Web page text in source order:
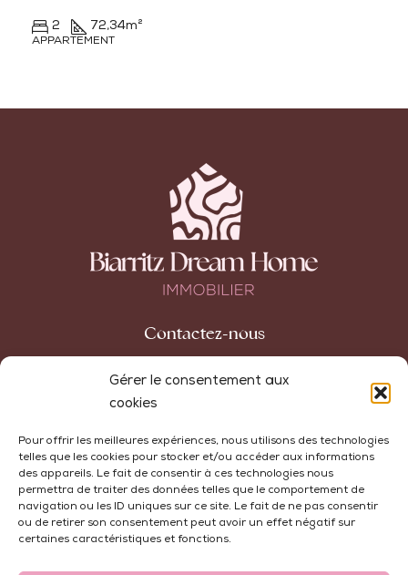
Gérer le consentement aux
cookies
Pour offrir les meilleures expériences, nous utilisons des technologies
telles que les cookies pour stocker et/ou accéder aux informations
des appareils. Le fait de consentir à ces technologies nous
permettra de traiter des données telles que le comportement de
navigation ou les ID uniques sur ce site. Le fait de ne pas consentir
ou de retirer son consentement peut avoir un effet négatif sur
certaines caractéristiques et fonctions.
2 72,34m²
APPARTEMENT
Contactez-nous
42 avenue Carnot
agence@biarritzdreamhome.com